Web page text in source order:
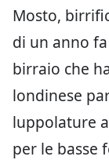
Mosto,
di un anno
birraio che
londinese
luppolature
per le basse